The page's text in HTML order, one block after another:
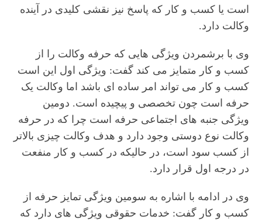
است یا کسب و کار که پاسخ نیز نقشی کلیدی در آینده
وکالت دارد.
وی با برشمردن ویژگی هایی که حرفه وکالت را از
کسب و کار متمایز می کند گفت: ویژگی اول این است
کسب و کار می تواند امر ساده ای باشد اما وکالت یک
حرفه است چون تخصصی و پیچیده است. دومین
ویژگی جنبه های اجتماعی حرفه است چرا که در حرفه
وکالت نوع دوستی وجود دارد و هدف وکالت چیزی بالاتر
از کسب سود است، در حالیکه در کسب و کار منفعت
در درجه اول قرار دارد.
وی در ادامه با اشاره به سومین ویژگی تمایز حرفه از
کسب و کار گفت: خدمات حقوقی ویژگی های دارد که